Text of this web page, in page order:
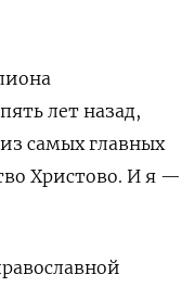
лет назад,
самых главных
Христово. И я —